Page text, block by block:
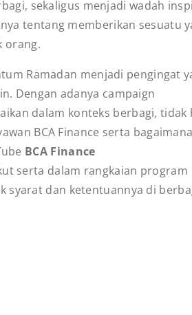
sekaligus menjadi wadah
tentang memberikan sesuatu
orang.
Ramadan menjadi pengingat
Dengan adanya campaign
dalam konteks berbagi, tidak
BCA Finance serta bagaimana
BCA Finance
serta dalam rangkaian program
syarat dan ketentuannya di